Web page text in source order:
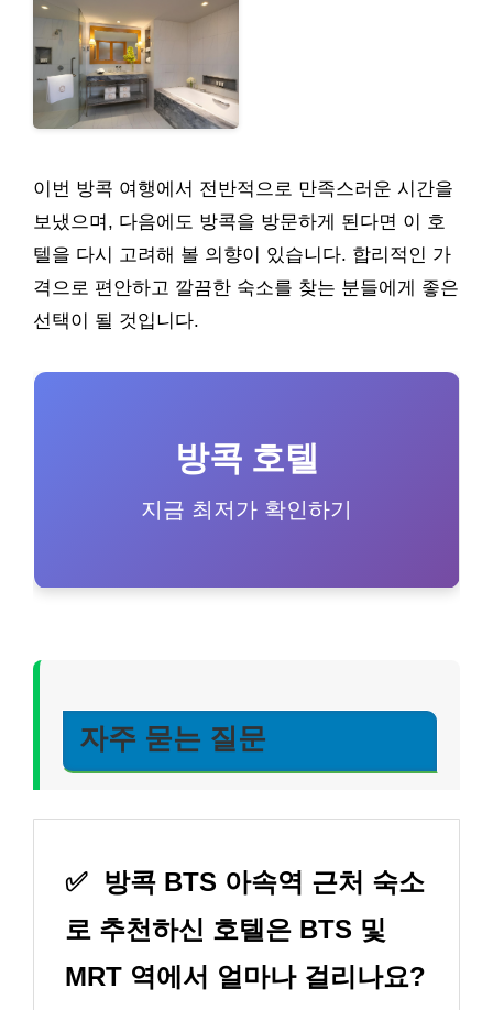
이번 방콕 여행에서 전반적으로 만족스러운 시간을
보냈으며, 다음에도 방콕을 방문하게 된다면 이 호
텔을 다시 고려해 볼 의향이 있습니다. 합리적인 가
격으로 편안하고 깔끔한 숙소를 찾는 분들에게 좋은
선택이 될 것입니다.
방콕 호텔
지금 최저가 확인하기
자주 묻는 질문
✅
방콕 BTS 아속역 근처 숙소
로 추천하신 호텔은 BTS 및
MRT 역에서 얼마나 걸리나요?